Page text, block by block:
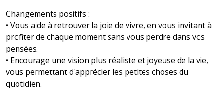
Changements positifs :
• Vous aide à retrouver la joie de vivre, en vous invitant à
profiter de chaque moment sans vous perdre dans vos
pensées.
• Encourage une vision plus réaliste et joyeuse de la vie,
vous permettant d'apprécier les petites choses du
quotidien.